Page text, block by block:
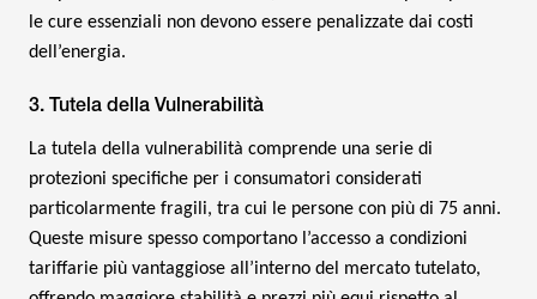
le cure essenziali non devono essere penalizzate dai costi
dell’energia.
3. Tutela della Vulnerabilità
La tutela della vulnerabilità comprende una serie di
protezioni specifiche per i consumatori considerati
particolarmente fragili, tra cui le persone con più di 75 anni.
Queste misure spesso comportano l’accesso a condizioni
tariffarie più vantaggiose all’interno del mercato tutelato,